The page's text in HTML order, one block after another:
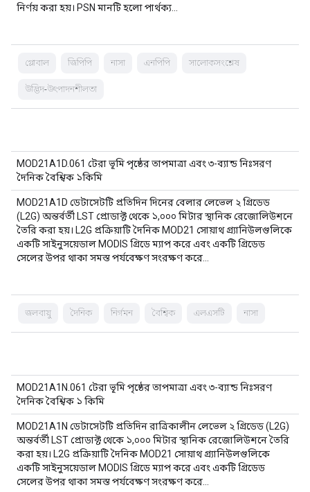
নির্ণয় করা হয়। PSN মানটি হলো পার্থক্য…
গ্লোবাল জিপিপি নাসা এনপিপি সালোকসংশ্লেষ
উদ্ভিদ-উৎপাদনশীলতা
MOD21A1D.061 টেরা ভূমি পৃষ্ঠের তাপমাত্রা এবং ৩-ব্যান্ড নিঃসরণ
দৈনিক বৈশ্বিক ১কিমি
MOD21A1D ডেটাসেটটি প্রতিদিন দিনের বেলার লেভেল ২ গ্রিডেড
(L2G) অন্তর্বর্তী LST প্রোডাক্ট থেকে ১,০০০ মিটার স্থানিক রেজোলিউশনে
তৈরি করা হয়। L2G প্রক্রিয়াটি দৈনিক MOD21 সোয়াথ গ্র্যানিউলগুলিকে
একটি সাইনুসয়েডাল MODIS গ্রিডে ম্যাপ করে এবং একটি গ্রিডেড
সেলের উপর থাকা সমস্ত পর্যবেক্ষণ সংরক্ষণ করে…
জলবায়ু দৈনিক নির্গমন বৈশ্বিক এলএসটি নাসা
MOD21A1N.061 টেরা ভূমি পৃষ্ঠের তাপমাত্রা এবং ৩-ব্যান্ড নিঃসরণ
দৈনিক বৈশ্বিক ১ কিমি
MOD21A1N ডেটাসেটটি প্রতিদিন রাত্রিকালীন লেভেল ২ গ্রিডেড (L2G)
অন্তর্বর্তী LST প্রোডাক্ট থেকে ১,০০০ মিটার স্থানিক রেজোলিউশনে তৈরি
করা হয়। L2G প্রক্রিয়াটি দৈনিক MOD21 সোয়াথ গ্র্যানিউলগুলিকে
একটি সাইনুসয়েডাল MODIS গ্রিডে ম্যাপ করে এবং একটি গ্রিডেড
সেলের উপর থাকা সমস্ত পর্যবেক্ষণ সংরক্ষণ করে…